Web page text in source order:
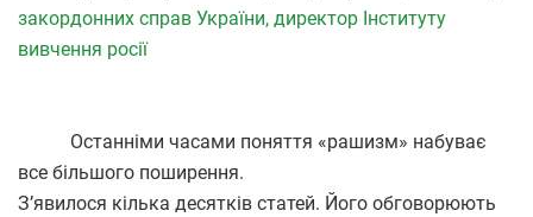
закордонних справ України, директор Інституту
вивчення росії
Останніми часами поняття «рашизм» набуває
все більшого поширення.
З’явилося кілька десятків статей. Його обговорюють